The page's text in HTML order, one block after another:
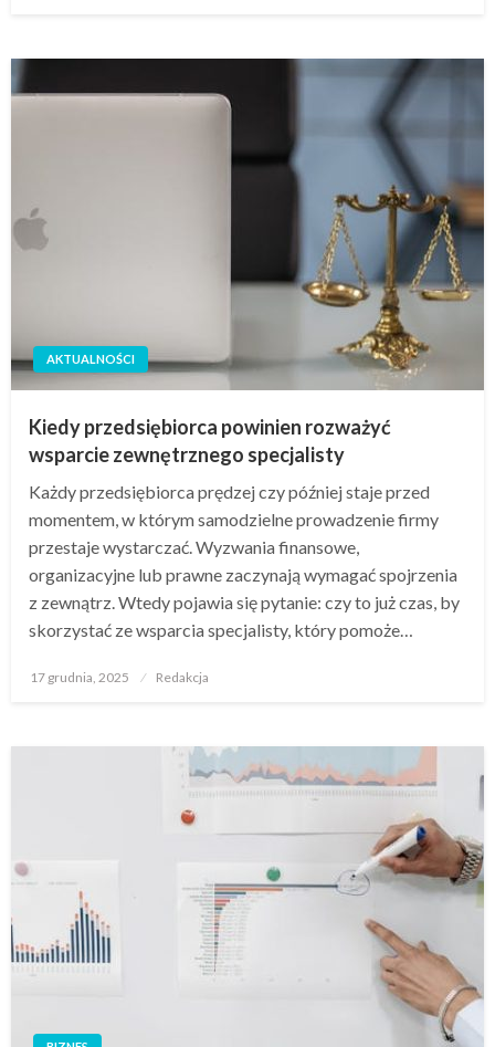
AKTUALNOŚCI
Kiedy przedsiębiorca powinien rozważyć
wsparcie zewnętrznego specjalisty
Każdy przedsiębiorca prędzej czy później staje przed
momentem, w którym samodzielne prowadzenie firmy
przestaje wystarczać. Wyzwania finansowe,
organizacyjne lub prawne zaczynają wymagać spojrzenia
z zewnątrz. Wtedy pojawia się pytanie: czy to już czas, by
skorzystać ze wsparcia specjalisty, który pomoże…
Opublikowane
17 grudnia, 2025 Redakcja